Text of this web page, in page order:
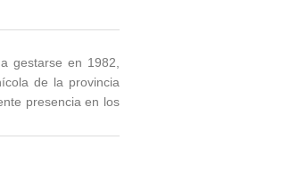
gestarse en 1982,
de la provincia
presencia en los